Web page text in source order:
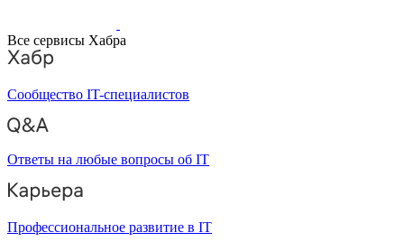
Все сервисы Хабра
Сообщество IT-специалистов
Ответы на любые вопросы об IT
Профессиональное развитие в IT